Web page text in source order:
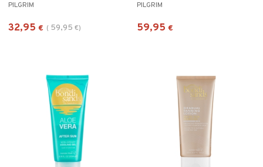
PILGRIM
32,95 € ( 59,95 €)
PILGRIM
59,95 €